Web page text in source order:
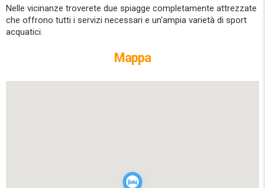
Nelle vicinanze troverete due spiagge completamente attrezzate
che offrono tutti i servizi necessari e un'ampia varietà di sport
acquatici.
Mappa